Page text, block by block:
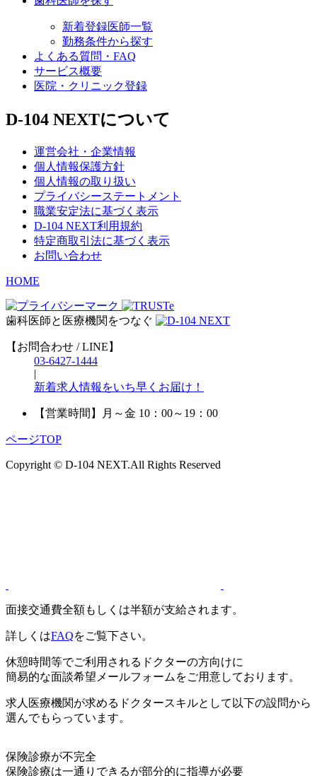
新着登録医師一覧
勤務条件から探す
よくある質問・FAQ
サービス概要
医院・クリニック登録
D-104 NEXTについて
運営会社・企業情報
個人情報保護方針
個人情報の取り扱い
プライバシーステートメント
職業安定法に基づく表示
D-104 NEXT利用規約
特定商取引法に基づく表示
お問い合わせ
HOME
歯科医師と医療機関をつなぐ
【お問合わせ / LINE】
03-6427-1444
|
新着求人情報をいち早くお届け！
【営業時間】 月～金 10：00～19：00
ページTOP
Copyright © D-104 NEXT.All Rights Reserved
面接交通費全額もしくは半額が支給されます。
詳しくはFAQをご覧下さい。
休憩時間等でご利用されるドクターの方向けに
簡易的な面談希望メールフォームをご用意しております。
求人医療機関が求めるドクタースキルとして以下の設問から
選んでもらっています。
保険診療が不完全
保険診療は一通りできるが部分的に指導が必要